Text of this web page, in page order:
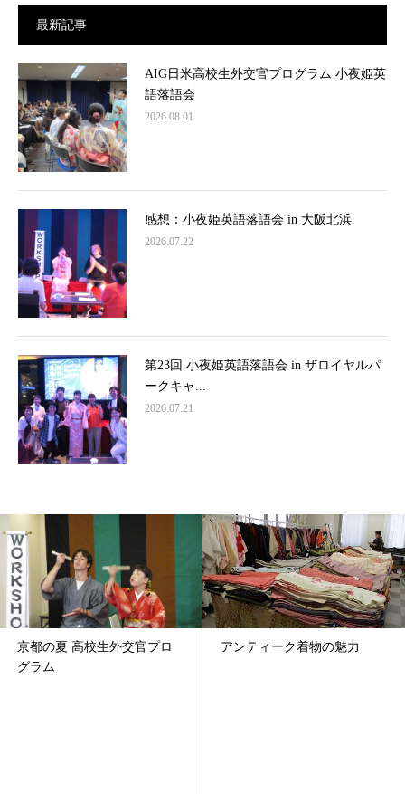
最新記事
AIG日米高校生外交官プログラム 小夜姫英
語落語会
2026.08.01
感想：小夜姫英語落語会 in 大阪北浜
2026.07.22
第23回 小夜姫英語落語会 in ザロイヤルパ
ークキャ...
2026.07.21
京都の夏 高校生外交官プロ
グラム
アンティーク着物の魅力